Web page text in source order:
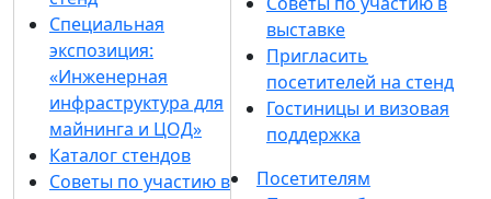
Специальная
экспозиция:
«Инженерная
инфраструктура для
майнинга и ЦОД»
Каталог стендов
Советы по участию в
выставке
Пригласить
посетителей на стенд
Гостиницы и визовая
поддержка
Посетителям